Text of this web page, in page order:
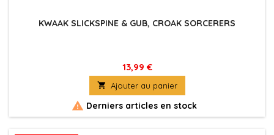
KWAAK SLICKSPINE & GUB, CROAK SORCERERS
13,99 €
 Ajouter au panier
 Derniers articles en stock